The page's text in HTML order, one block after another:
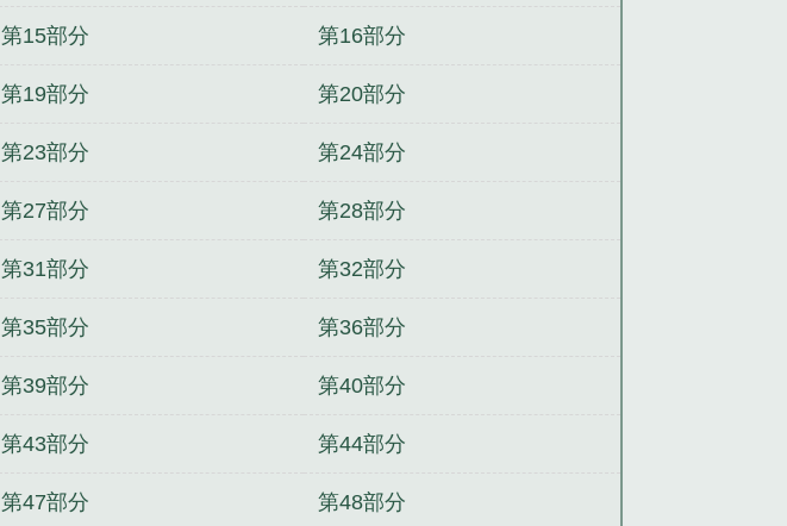
第15部分 第16部分
第19部分 第20部分
第23部分 第24部分
第27部分 第28部分
第31部分 第32部分
第35部分 第36部分
第39部分 第40部分
第43部分 第44部分
第47部分 第48部分